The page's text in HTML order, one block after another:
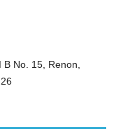
No. 15, Renon,